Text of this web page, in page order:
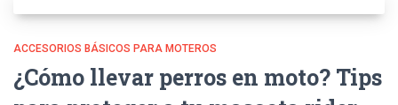
ACCESORIOS BÁSICOS PARA MOTEROS
¿Cómo llevar perros en moto? Tips